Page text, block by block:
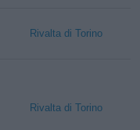
Rivalta di Torino
Rivalta di Torino